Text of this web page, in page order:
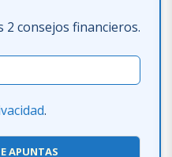
2 consejos financieros.
.
APUNTAS